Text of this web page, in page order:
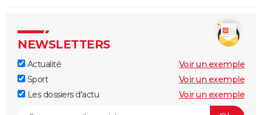
NEWSLETTERS
Actualité
Voir un exemple
Sport
Voir un exemple
Les dossiers d'actu
Voir un exemple